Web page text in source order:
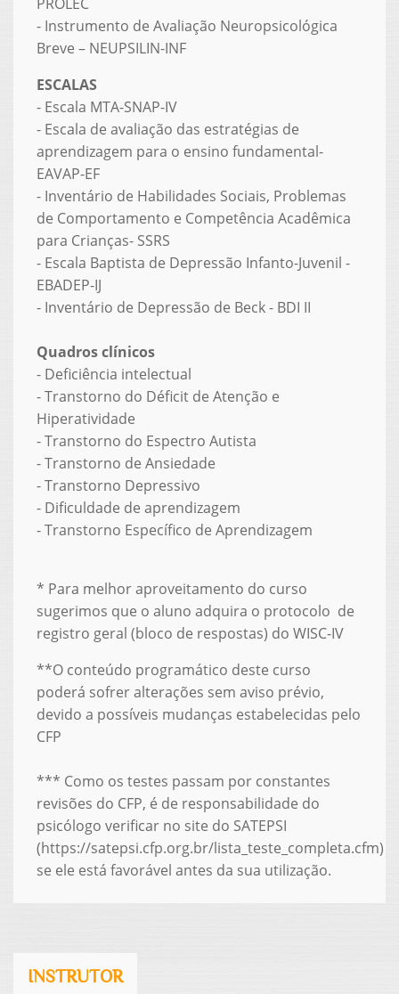
- Instrumento de Avaliação Neuropsicológica
Breve – NEUPSILIN-INF
ESCALAS
- Escala MTA-SNAP-IV
- Escala de avaliação das estratégias de
aprendizagem para o ensino fundamental-
EAVAP-EF
- Inventário de Habilidades Sociais, Problemas
de Comportamento e Competência Acadêmica
para Crianças- SSRS
- Escala Baptista de Depressão Infanto-Juvenil -
EBADEP-IJ
- Inventário de Depressão de Beck - BDI II
Quadros clínicos
- Deficiência intelectual
- Transtorno do Déficit de Atenção e
Hiperatividade
- Transtorno do Espectro Autista
- Transtorno de Ansiedade
- Transtorno Depressivo
- Dificuldade de aprendizagem
- Transtorno Específico de Aprendizagem
* Para melhor aproveitamento do curso
sugerimos que o aluno adquira o protocolo de
registro geral (bloco de respostas) do WISC-IV
**O conteúdo programático deste curso
poderá sofrer alterações sem aviso prévio,
devido a possíveis mudanças estabelecidas pelo
CFP
*** Como os testes passam por constantes
revisões do CFP, é de responsabilidade do
psicólogo verificar no site do SATEPSI
(https://satepsi.cfp.org.br/lista_teste_completa.cfm)
se ele está favorável antes da sua utilização.
INSTRUTOR